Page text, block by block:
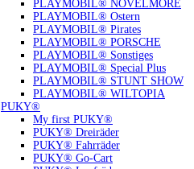
PLAYMOBIL® NOVELMORE
PLAYMOBIL® Ostern
PLAYMOBIL® Pirates
PLAYMOBIL® PORSCHE
PLAYMOBIL® Sonstiges
PLAYMOBIL® Special Plus
PLAYMOBIL® STUNT SHOW
PLAYMOBIL® WILTOPIA
PUKY®
My first PUKY®
PUKY® Dreiräder
PUKY® Fahrräder
PUKY® Go-Cart